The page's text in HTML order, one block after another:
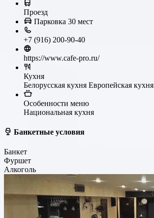
Проезд
Парковка 30 мест
+7 (916) 200-90-40
https://www.cafe-pro.ru/
Кухня
Белорусская кухня Европейская кухня
Особенности меню
Национальная кухня
Банкетные условия
Банкет
Фуршет
Алкоголь